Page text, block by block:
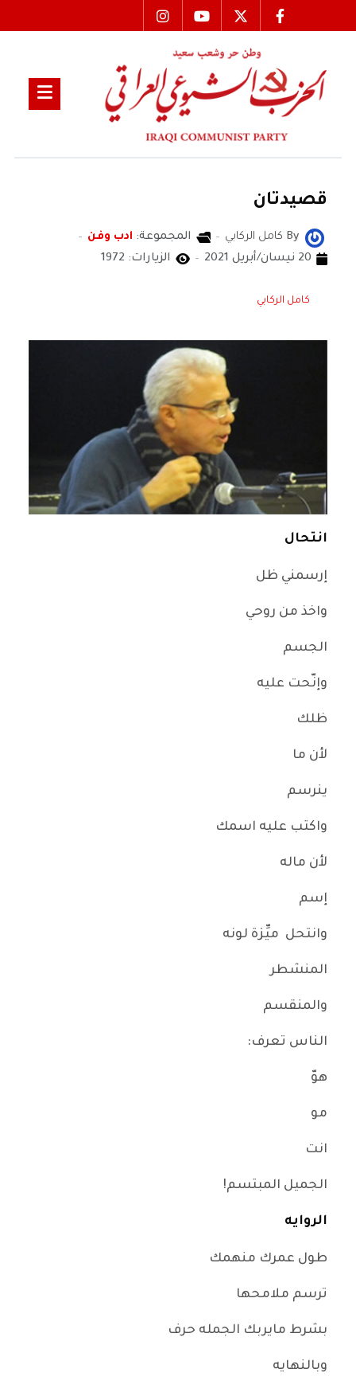
قصيدتان
By كامل الركابي المجموعة: ادب وفن
20 نيسان/أبريل 2021
الزيارات: 1972
كامل الركابي
انتحال
إرسمني ظل
واخذ من روحي
الجسم
وإنّحت عليه
ظلك
لأن ما
ينرسم
واكتب عليه اسمك
لأن ماله
إسم
وانتحل ميِّزة لونه
المنشطر
والمنقسم
الناس تعرف:
هوّ
مو
انت
الجميل المبتسم!
الروايه
طول عمرك منهمك
ترسم ملامحها
بشرط مايربك الجمله حرف
وبالنهايه